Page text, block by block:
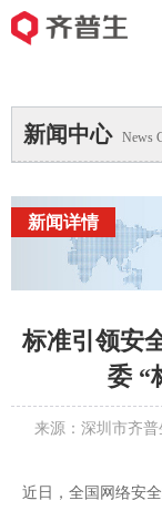
新闻中心 News
新闻详情
标准引领安
委 “
来源：深圳市齐
近日，全国网络安